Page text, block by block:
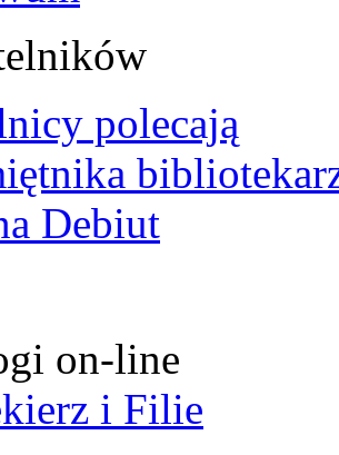
polecają
Debiut
on-line
i Filie